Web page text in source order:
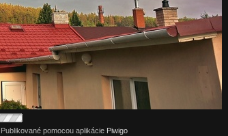
Publikované pomocou aplikácie Piwigo